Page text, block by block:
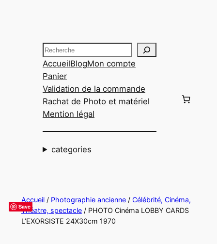
Recherche
AccueilBlogMon compte
Panier
Validation de la commande
Rachat de Photo et matériel
Mention légal
categories
Save
Accueil/ Photographie ancienne/ Célébrité, Cinéma,
Théatre, spectacle/ PHOTO Cinéma LOBBY CARDS
L’EXORSISTE 24X30cm 1970